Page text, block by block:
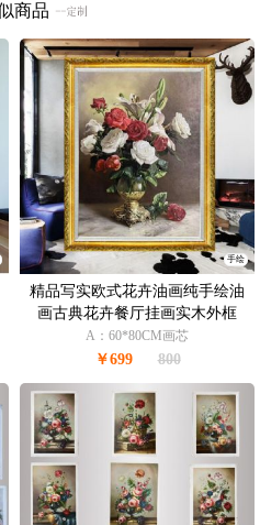
商品
手绘
精品写实欧式花卉油画纯手绘油
画古典花卉餐厅挂画实木外框
A：60*80CM画芯
￥699 800